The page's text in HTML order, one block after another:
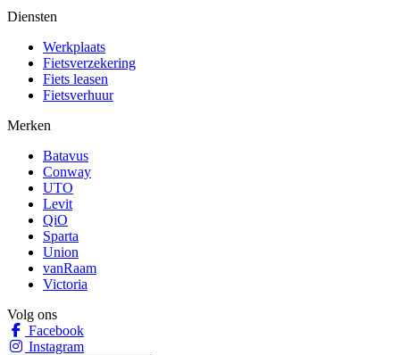
Diensten
Werkplaats
Fietsverzekering
Fiets leasen
Fietsverhuur
Merken
Batavus
Conway
UTO
Levit
QiO
Sparta
Union
vanRaam
Victoria
Volg ons
Facebook
Instagram